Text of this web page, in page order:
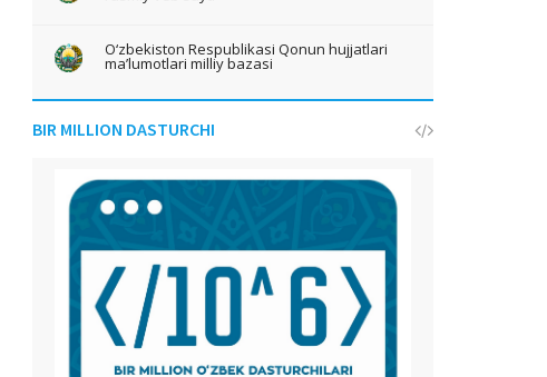
O‘zbekiston Respublikasi Qonun hujjatlari
ma’lumotlari milliy bazasi
BIR MILLION DASTURCHI